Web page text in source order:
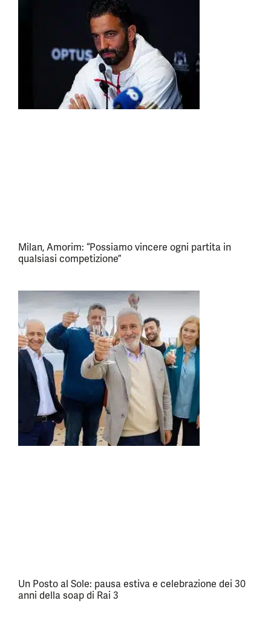
Milan, Amorim: “Possiamo vincere ogni partita in
qualsiasi competizione”
Un Posto al Sole: pausa estiva e celebrazione dei 30
anni della soap di Rai 3